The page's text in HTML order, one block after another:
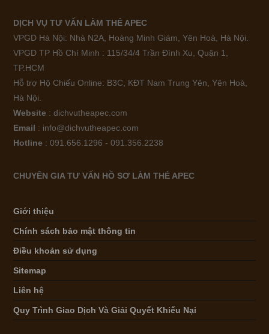
DỊCH VỤ TƯ VẤN LÀM THẺ APEC
VPGD Hà Nội: Nhà N2A, Hoàng Minh Giám, Yên Hoà, Hà Nội.
VPGD TP Hồ Chí Minh : 115/34/4 Trần Đình Xu, Quận 1,
TP.HCM
Hỗ trợ Hộ Chiếu Online: B3C, KĐT Nam Trung Yên, Yên Hoà,
Hà Nội.
Website : dichvutheapec.com
Email : info@dichvutheapec.com
Hotline : 091.656.1296 - 091.356.2238
CHUYÊN GIA TƯ VẤN HỒ SƠ LÀM THẺ APEC
Giới thiệu
Chính sách bảo mật thông tin
Điều khoản sử dụng
Sitemap
Liên hệ
Quy Trình Giao Dịch Và Giải Quyết Khiếu Nại